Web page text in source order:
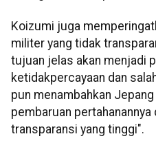
Koizumi juga
militer yang tidak
tujuan jelas akan menjadi
ketidakpercayaan dan
pun menambahkan
pembaruan
transparansi yang tinggi".